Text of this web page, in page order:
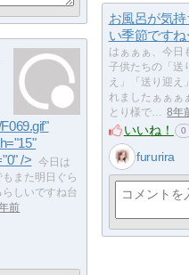
お風呂が気持
い季節です
はぁぁぁ、今日
子供たちの「送
え」「送り迎え
れましたぁぁぁ
とり様で…
8年
いいね！ 0
fururira
/>️
今日は
また明日ぐら
しいですね台
前